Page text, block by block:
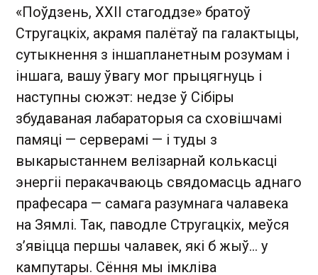
«Поўдзень, ХХІІ стагоддзе» братоў
Стругацкіх, акрамя палётаў па галактыцы,
сутыкнення з іншапланетным розумам і
іншага, вашу ўвагу мог прыцягнуць і
наступны сюжэт: недзе ў Сібіры
збудаваная лабараторыя са сховішчамі
памяці — серверамі — і туды з
выкарыстаннем велізарнай колькасці
энергіі перакачваюць свядомасць аднаго
прафесара — самага разумнага чалавека
на Зямлі. Так, паводле Стругацкіх, меўся
з’явіцца першы чалавек, які б жыў… у
кампутары. Сёння мы імкліва